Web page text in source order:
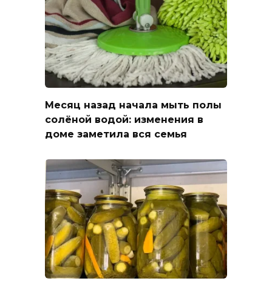
Месяц назад начала мыть полы
солёной водой: изменения в
доме заметила вся семья